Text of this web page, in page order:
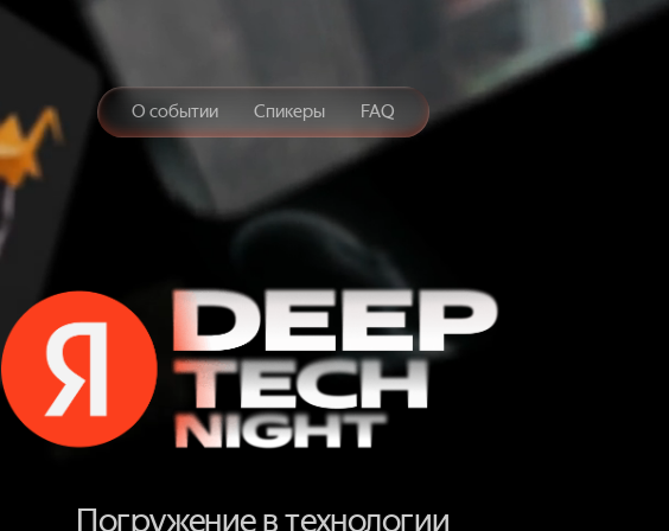
О событии Спикеры FAQ
D
E
EПогружение в технологии